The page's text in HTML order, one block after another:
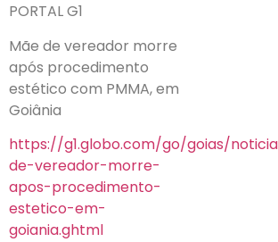
PORTAL G1
Mãe de vereador morre
após procedimento
estético com PMMA, em
Goiânia
https://g1.globo.com/go/goias/
de-vereador-morre-
apos-procedimento-
estetico-em-
goiania.ghtml